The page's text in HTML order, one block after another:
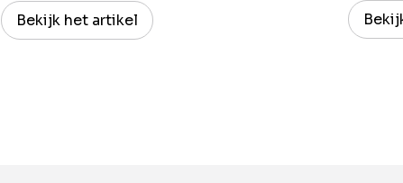
Bekijk het artikel